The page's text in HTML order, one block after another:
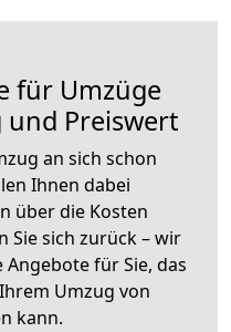
für Umzüge
und Preiswert
an sich schon
Ihnen dabei
über die Kosten
Sie sich zurück – wir
für Sie, das
Umzug von
kann.